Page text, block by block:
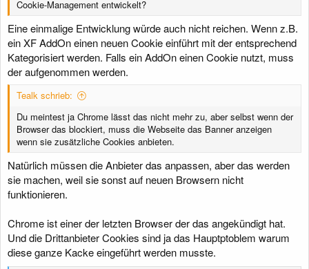
Cookie-Management entwickelt?
Eine einmalige Entwicklung würde auch nicht reichen. Wenn z.B.
ein XF AddOn einen neuen Cookie einführt mit der entsprechend
Kategorisiert werden. Falls ein AddOn einen Cookie nutzt, muss
der aufgenommen werden.
Tealk schrieb:
Du meintest ja Chrome lässt das nicht mehr zu, aber selbst wenn der
Browser das blockiert, muss die Webseite das Banner anzeigen
wenn sie zusätzliche Cookies anbieten.
Natürlich müssen die Anbieter das anpassen, aber das werden
sie machen, weil sie sonst auf neuen Browsern nicht
funktionieren.
Chrome ist einer der letzten Browser der das angekündigt hat.
Und die Drittanbieter Cookies sind ja das Hauptptoblem warum
diese ganze Kacke eingeführt werden musste.